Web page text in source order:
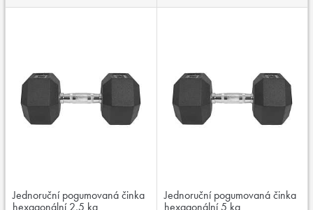
Jednoruční pogumovaná činka
hexagonální 2,5 kg
Jednoruční pogumovaná činka
hexagonální 5 kg